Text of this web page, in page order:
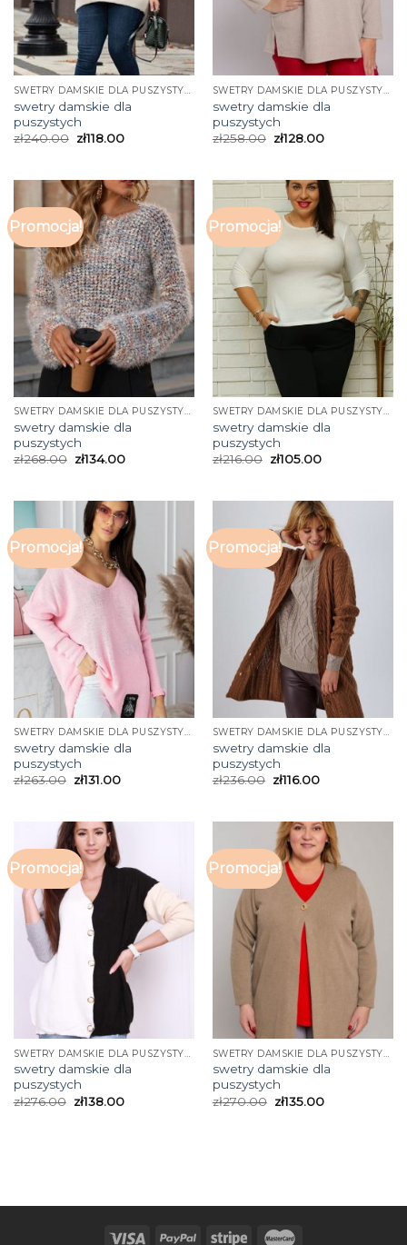
SWETRY DAMSKIE DLA PUSZYSTYCH
swetry damskie dla
puszystych
zł240.00 zł118.00
SWETRY DAMSKIE DLA PUSZYSTYCH
swetry damskie dla
puszystych
zł258.00 zł128.00
Promocja!
SWETRY DAMSKIE DLA PUSZYSTYCH
swetry damskie dla
puszystych
zł268.00 zł134.00
Promocja!
SWETRY DAMSKIE DLA PUSZYSTYCH
swetry damskie dla
puszystych
zł216.00 zł105.00
Promocja!
SWETRY DAMSKIE DLA PUSZYSTYCH
swetry damskie dla
puszystych
zł263.00 zł131.00
Promocja!
SWETRY DAMSKIE DLA PUSZYSTYCH
swetry damskie dla
puszystych
zł236.00 zł116.00
Promocja!
swetry damskie dla
puszystych
zł276.00 zł138.00
Promocja!
swetry damskie dla
puszystych
zł270.00 zł135.00